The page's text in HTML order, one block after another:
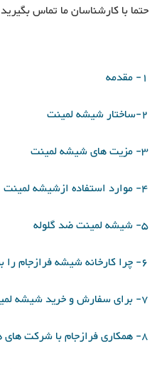
حتما با کارشناسان ما تماس بگیرید 34583446/7-023
1- مقدمه
2-ساختار شیشه لمینت
3- مزیت های شیشه لمینت
4- موارد استفاده ازشیشه لمینت
5- شیشه لمینت ضد گلوله
6- چرا کارخانه شیشه فرازجام را برای شیشه لمینت انتخاب کنیم؟
7- برای سفارش و خرید شیشه لمینت چگونه اقدام نماییم؟
8- همکاری فرازجام با شرکت های همکار